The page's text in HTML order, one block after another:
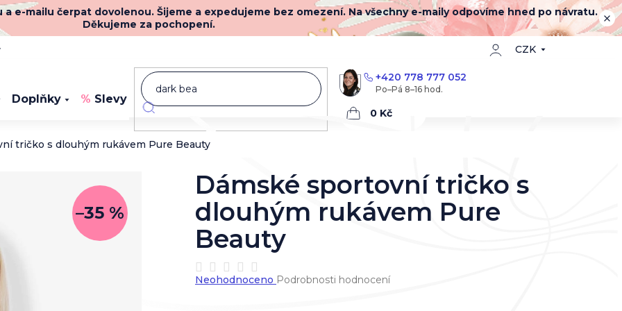
e-mailu čerpat dovolenou. Šijeme a expedujeme bez omezení. Na všechny e-maily odpovíme hned po návratu.
Děkujeme za pochopení.
CZK
+420 778 777 052
Nákupní
Doplňky Slevy Novinky
tričko s dlouhým rukávem Pure Beauty
–35 %
Dámské sportovní tričko s
dlouhým rukávem Pure
Beauty
Průměrné
hodnocení
Neohodnoceno Podrobnosti hodnocení